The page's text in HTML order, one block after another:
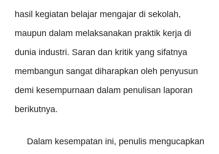
hasil kegiatan belajar mengajar di sekolah,
maupun dalam melaksanakan praktik kerja di
dunia industri. Saran dan kritik yang sifatnya
membangun sangat diharapkan oleh penyusun
demi kesempurnaan dalam penulisan laporan
berikutnya.
Dalam kesempatan ini, penulis mengucapkan